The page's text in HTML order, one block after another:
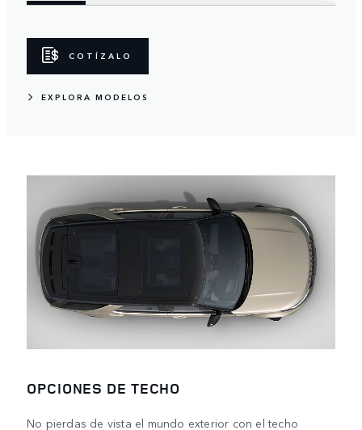
COTÍZALO
EXPLORA MODELOS
OPCIONES DE TECHO
No pierdas de vista el mundo exterior con el techo